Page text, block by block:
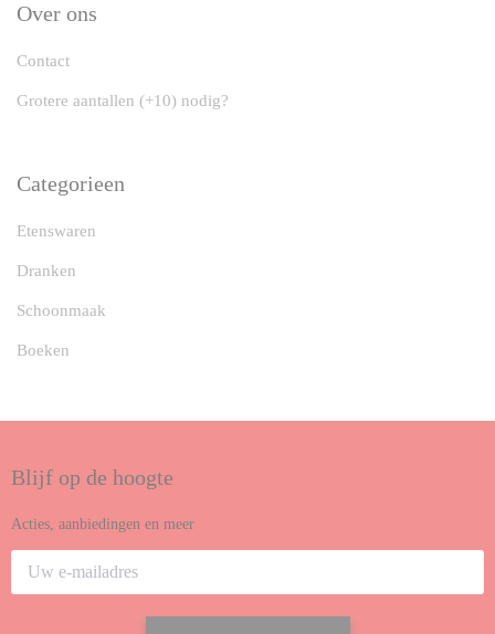
Over ons
Contact
Grotere aantallen (+10) nodig?
Categorieen
Etenswaren
Dranken
Schoonmaak
Boeken
Blijf op de hoogte
Acties, aanbiedingen en meer